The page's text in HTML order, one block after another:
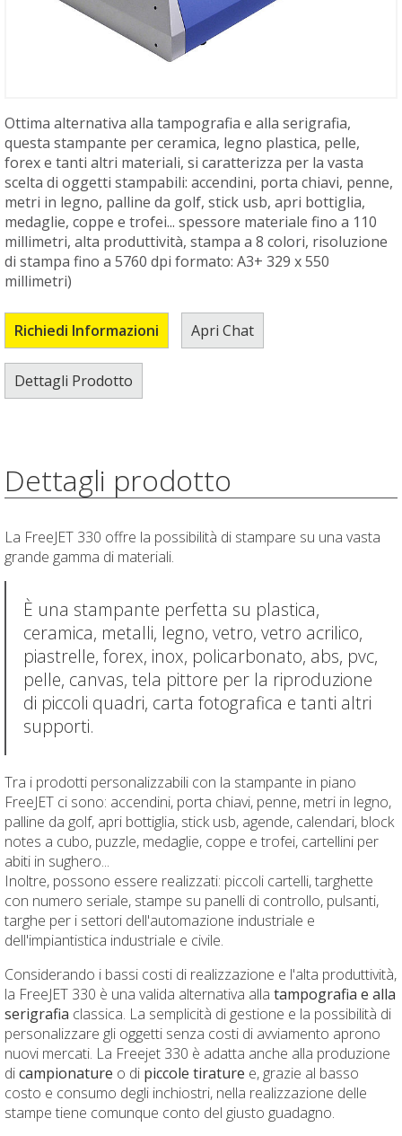
Ottima alternativa alla tampografia e alla serigrafia,
questa stampante per ceramica, legno plastica, pelle,
forex e tanti altri materiali, si caratterizza per la vasta
scelta di oggetti stampabili: accendini, porta chiavi, penne,
metri in legno, palline da golf, stick usb, apri bottiglia,
medaglie, coppe e trofei... spessore materiale fino a 110
millimetri, alta produttività, stampa a 8 colori, risoluzione
di stampa fino a 5760 dpi formato: A3+ 329 x 550
millimetri)
Richiedi Informazioni Apri Chat
Dettagli Prodotto
Dettagli prodotto
La FreeJET 330 offre la possibilità di stampare su una vasta
grande gamma di materiali.
È una stampante perfetta su plastica,
ceramica, metalli, legno, vetro, vetro acrilico,
piastrelle, forex, inox, policarbonato, abs, pvc,
pelle, canvas, tela pittore per la riproduzione
di piccoli quadri, carta fotografica e tanti altri
supporti.
Tra i prodotti personalizzabili con la stampante in piano
FreeJET ci sono: accendini, porta chiavi, penne, metri in legno,
palline da golf, apri bottiglia, stick usb, agende, calendari, block
notes a cubo, puzzle, medaglie, coppe e trofei, cartellini per
abiti in sughero...
Inoltre, possono essere realizzati: piccoli cartelli, targhette
con numero seriale, stampe su panelli di controllo, pulsanti,
targhe per i settori dell'automazione industriale e
dell'impiantistica industriale e civile.
Considerando i bassi costi di realizzazione e l'alta produttività,
la FreeJET 330 è una valida alternativa alla tampografia e alla
serigrafia classica. La semplicità di gestione e la possibilità di
personalizzare gli oggetti senza costi di avviamento aprono
nuovi mercati. La Freejet 330 è adatta anche alla produzione
dicampionature o di piccole tirature e, grazie al basso
costo e consumo degli inchiostri, nella realizzazione delle
stampe tiene comunque conto del giusto guadagno.